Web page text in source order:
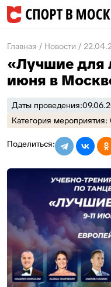
Главная Новости
«Лучшие для
июня в
Даты проведения:
Категория мероприятия: